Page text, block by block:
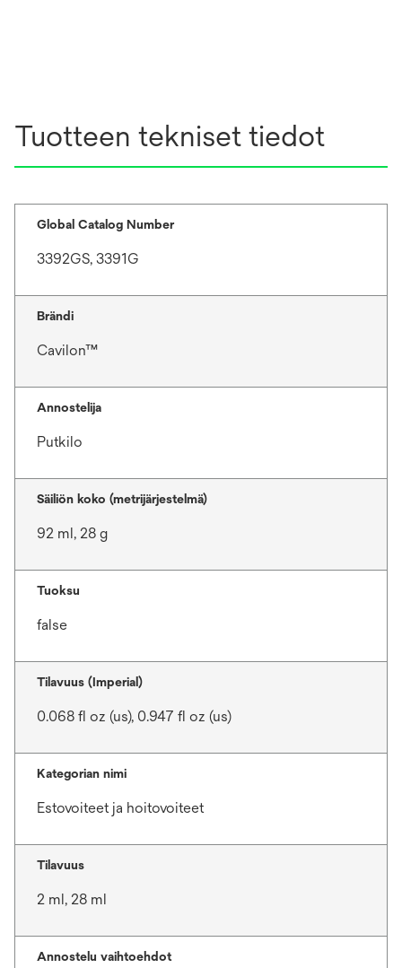
Tuotteen tekniset tiedot
Global Catalog Number
3392GS, 3391G
Brändi
Cavilon™
Annostelija
Putkilo
Säiliön koko (metrijärjestelmä)
92 ml, 28 g
Tuoksu
false
Tilavuus (Imperial)
0.068 fl oz (us), 0.947 fl oz (us)
Kategorian nimi
Estovoiteet ja hoitovoiteet
Tilavuus
2 ml, 28 ml
Annostelu vaihtoehdot